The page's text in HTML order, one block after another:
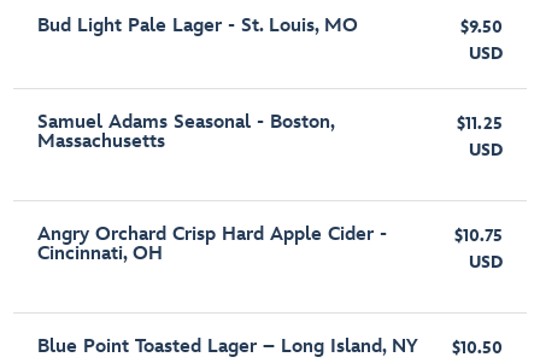
Bud Light Pale Lager - St. Louis, MO
$9.50
USD
Samuel Adams Seasonal - Boston,
Massachusetts
$11.25
USD
Angry Orchard Crisp Hard Apple Cider -
Cincinnati, OH
$10.75
USD
Blue Point Toasted Lager – Long Island, NY
$10.50